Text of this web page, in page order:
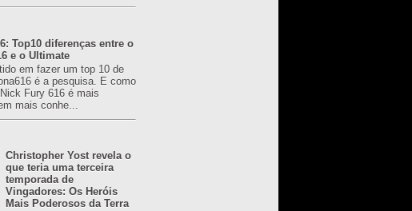
Top10 diferenças entre o
e o Ultimate
em fazer um top 10 de
é a pesquisa. E como
Fury 616 é mais
mais conhe...
Christopher Yost revela o
que teria uma terceira
temporada de
Vingadores: Os Heróis
Mais Poderosos da Terra